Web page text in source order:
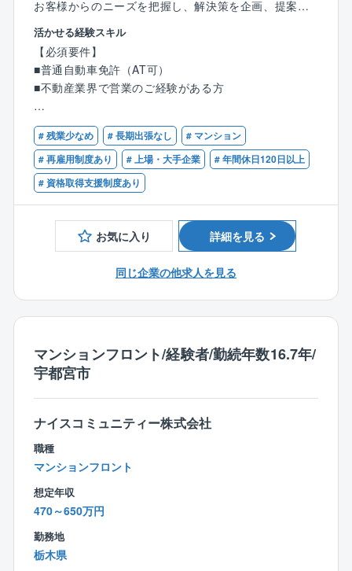
お客様からのニーズを把握し、解決策を企画、提案、
実行していただきます。
※未経験の方も大歓迎です！
【業務の詳細について】
〇理事会／総会への運営サポート（日程調整など）
〇会場手配、資料作成や配付、当日の進行や説明、議
事録案の作成
〇管理状況の報告や修繕工事の提案、説明
〇事務手続き、保険契約代行、通知連絡、防火管理補
助
〇担当物件の巡回
〇居住者対応
〇緊急対応 など
くると10～15棟程度を担当します。
【同ポジションの魅力】
す！〉
19時以降の残業は担当役員の承認が必要、理事会や総
会が夜行われる場合は12時半出社などの工夫をし、長
期的に就業をできる環境を整えてます。
〈自社内コールセンター完備で業務時間外の対応がほ
ぼ無し！〉
自社のコールセンターが一次受けするため夜間や休日
の電話対応は発生しません。
外注しているコールセンターの場合ですと、対応しき
れないが多く、フロント担当が夜間や休日に対応しな
いといけいないことも多いですが、同社は自社内のコ
活かせる経験スキル
【必須要件】
■普通自動車免許（AT可）
■不動産業界で営業のご経験がある方
【歓迎要件】
■管理業務主任者
■宅地建物取引士
■居住者と深い信頼関係を築いて仕事がしたい方
■ニーズを汲み取り、適切な行動の取れる方
# 残業少なめ # 長期出張なし
# マンション
# 再雇用制度あり
# 上場・大手企業
# 年間休日120日以上
# 資格取得支援制度あり
お気に入り 詳細を見る
同じ企業の他求人を見る
マンションフロント/経験者/勤続年数16.7年/
宇都宮市
ナイスコミュニティー株式会社
職種
マンションフロント
想定年収
470～650万円
勤務地
栃木県